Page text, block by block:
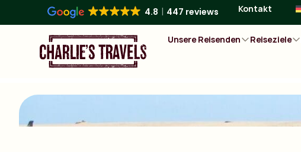
4.8 447 reviews Kontakt
Unsere Reisenden Reiseziele